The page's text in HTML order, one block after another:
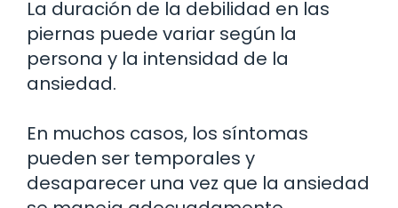
La duración de la debilidad en las
piernas puede variar según la
persona y la intensidad de la
ansiedad.
En muchos casos, los síntomas
pueden ser temporales y
desaparecer una vez que la ansiedad